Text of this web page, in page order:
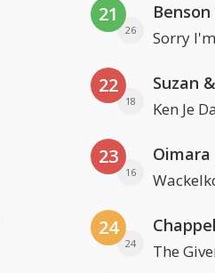
21
26 Sorry
22
18
Suzan
Ken Je
23
16
Oimara
24
24 The